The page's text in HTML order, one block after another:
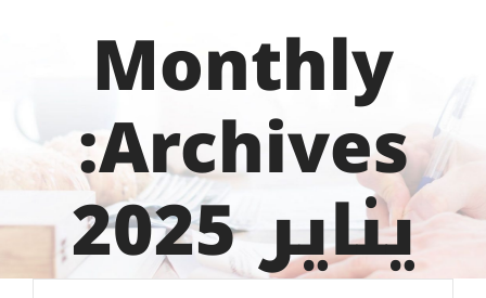
Monthly
Archives:
يناير 2025